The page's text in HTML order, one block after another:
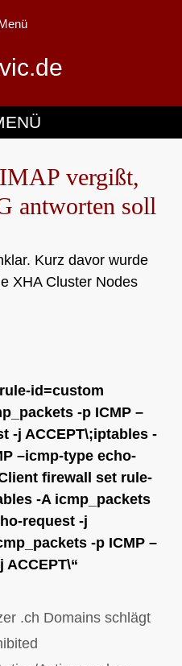
vergißt,
antworten soll
Kurz davor wurde
XHA Cluster Nodes
id=custom
-p ICMP –
-j ACCEPT\;iptables -
–icmp-type echo-
firewall set rule-
-A icmp_packets
request -j
-p ICMP –
.ch Domains schlägt